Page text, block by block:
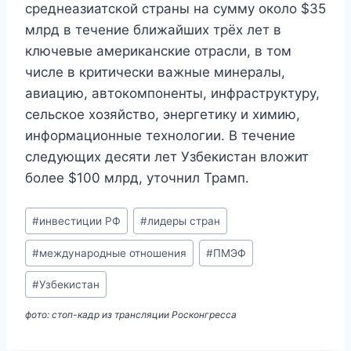
среднеазиатской страны на сумму около $35
млрд в течение ближайших трёх лет в
ключевые американские отрасли, в том
числе в критически важные минералы,
авиацию, автокомпоненты, инфраструктуру,
сельское хозяйство, энергетику и химию,
информационные технологии. В течение
следующих десяти лет Узбекистан вложит
более $100 млрд, уточнил Трамп.
Метки
записи:
#инвестиции РФ #лидеры стран
#международные отношения #ПМЭФ
#Узбекистан
фото: стоп-кадр из трансляции Росконгресса